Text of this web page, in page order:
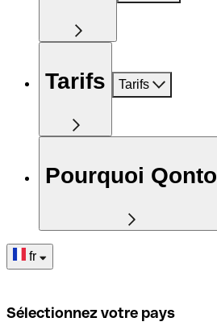
Tarifs Tarifs
Pourquoi Qonto
fr
Sélectionnez votre pays